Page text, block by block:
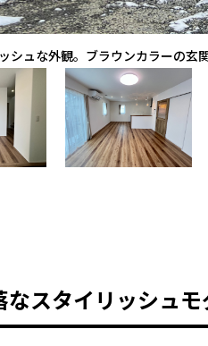
ュな外観。ブラウンカラーの玄
スタイリッシュ